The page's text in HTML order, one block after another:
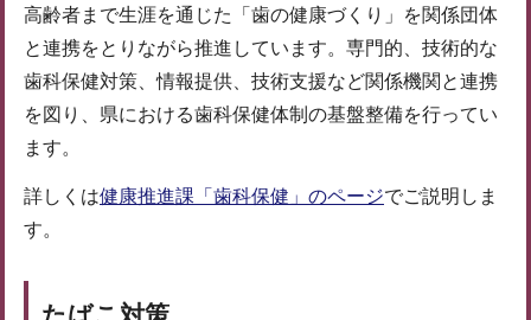
高齢者まで生涯を通じた「歯の健康づくり」を関係団体
と連携をとりながら推進しています。専門的、技術的な
歯科保健対策、情報提供、技術支援など関係機関と連携
を図り、県における歯科保健体制の基盤整備を行ってい
ます。
詳しくは健康推進課「歯科保健」のページでご説明しま
す。